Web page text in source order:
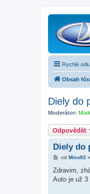
Rychlé
Obsah
Diely do
Moderátor:
Odpovědět
Diely do
P
í
p
od Miso92 »
Zdravim,
Auto je už 3